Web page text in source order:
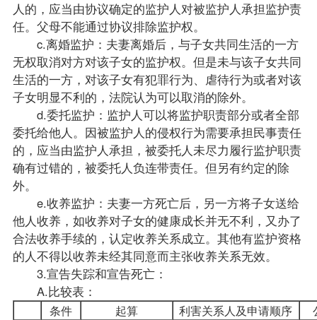
人的，应当由协议确定的监护人对被监护人承担监护责
任。父母不能通过协议排除监护权。
c.离婚监护：夫妻离婚后，与子女共同生活的一方
无权取消对方对该子女的监护权。但是未与该子女共同
生活的一方，对该子女有犯罪行为、虐待行为或者对该
子女明显不利的，法院认为可以取消的除外。
d.委托监护：监护人可以将监护职责部分或者全部
委托给他人。因被监护人的侵权行为需要承担民事责任
的，应当由监护人承担，被委托人未尽力履行监护职责
确有过错的，被委托人负连带责任。但另有约定的除
外。
e.收养监护：夫妻一方死亡后，另一方将子女送给
他人收养，如收养对子女的健康成长并无不利，又办了
合法收养手续的，认定收养关系成立。其他有监护资格
的人不得以收养未经其同意而主张收养关系无效。
3.宣告失踪和宣告死亡：
A.比较表：
条件 起算 利害关系人及申请顺序